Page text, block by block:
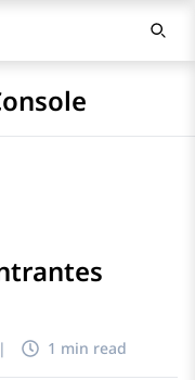
PDF
| 1 min read